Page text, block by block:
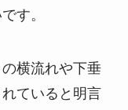
す。
横流れや下垂
ていると明言